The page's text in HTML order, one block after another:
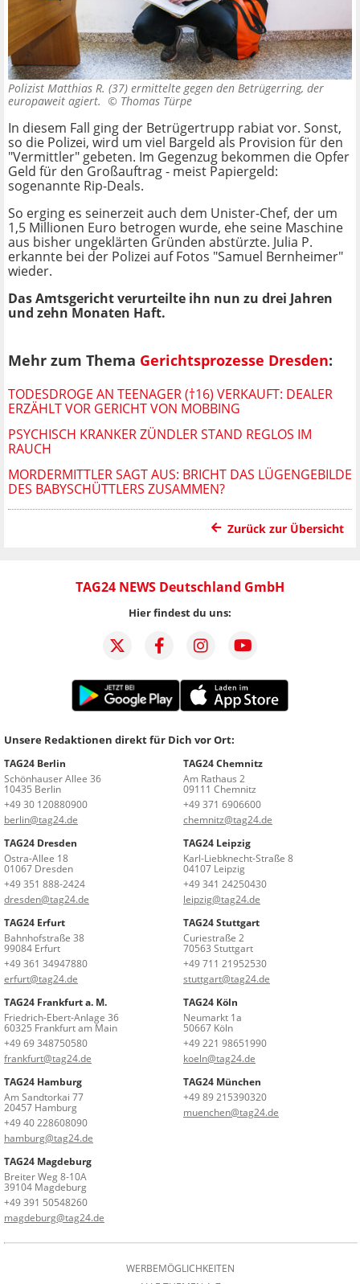
Polizist Matthias R. (37) ermittelte gegen den Betrügerring, der
europaweit agiert. © Thomas Türpe
In diesem Fall ging der Betrügertrupp rabiat vor. Sonst,
so die Polizei, wird um viel Bargeld als Provision für den
"Vermittler" gebeten. Im Gegenzug bekommen die Opfer
Geld für den Großauftrag - meist Papiergeld:
sogenannte Rip-Deals.
So erging es seinerzeit auch dem Unister-Chef, der um
1,5 Millionen Euro betrogen wurde, ehe seine Maschine
aus bisher ungeklärten Gründen abstürzte. Julia P.
erkannte bei der Polizei auf Fotos "Samuel Bernheimer"
wieder.
Das Amtsgericht verurteilte ihn nun zu drei Jahren
und zehn Monaten Haft.
Mehr zum Thema Gerichtsprozesse Dresden:
TODESDROGE AN TEENAGER (†16) VERKAUFT: DEALER
ERZÄHLT VOR GERICHT VON MOBBING
PSYCHISCH KRANKER ZÜNDLER STAND REGLOS IM
RAUCH
MORDERMITTLER SAGT AUS: BRICHT DAS LÜGENGEBILDE
DES BABYSCHÜTTLERS ZUSAMMEN?
Zurück zur Übersicht
TAG24 NEWS Deutschland GmbH
Hier findest du uns:
Unsere Redaktionen direkt für Dich vor Ort:
TAG24 Berlin
Schönhauser Allee 36
10435 Berlin
+49 30 120880900
berlin@tag24.de
TAG24 Chemnitz
Am Rathaus 2
09111 Chemnitz
+49 371 6906600
chemnitz@tag24.de
TAG24 Dresden
Ostra-Allee 18
01067 Dresden
+49 351 888-2424
dresden@tag24.de
TAG24 Leipzig
Karl-Liebknecht-Straße 8
04107 Leipzig
+49 341 24250430
leipzig@tag24.de
TAG24 Erfurt
Bahnhofstraße 38
99084 Erfurt
+49 361 34947880
erfurt@tag24.de
TAG24 Stuttgart
Curiestraße 2
70563 Stuttgart
+49 711 21952530
stuttgart@tag24.de
TAG24 Frankfurt a. M.
Friedrich-Ebert-Anlage 36
60325 Frankfurt am Main
+49 69 348750580
frankfurt@tag24.de
TAG24 Köln
Neumarkt 1a
50667 Köln
+49 221 98651990
koeln@tag24.de
TAG24 Hamburg
Am Sandtorkai 77
20457 Hamburg
+49 40 228608090
hamburg@tag24.de
TAG24 München
+49 89 215390320
muenchen@tag24.de
TAG24 Magdeburg
Breiter Weg 8-10A
39104 Magdeburg
+49 391 50548260
magdeburg@tag24.de
WERBEMÖGLICHKEITEN